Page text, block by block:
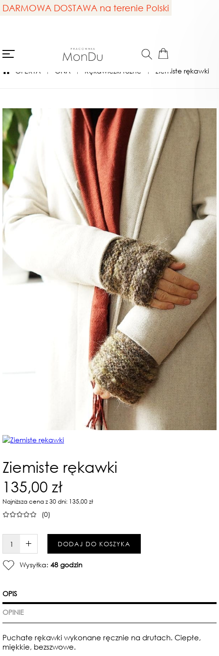
DARMOWA DOSTAWA na terenie Polski
OFERTA ONA Rękawiczki różne Ziemiste rękawki
Ziemiste rękawki
135,00 zł
Najniższa cena z 30 dni: 135,00 zł
(0)
W KOSZYKU :)DODAJ DO KOSZYKA
Wysyłka: 48 godzin
OPIS
OPINIE
Puchate rękawki wykonane ręcznie na drutach. Ciepłe,
miękkie, bezszwowe.